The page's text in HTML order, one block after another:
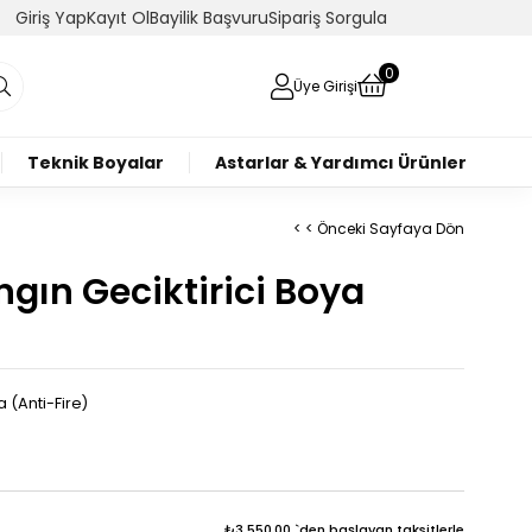
Giriş YapKayıt OlBayilik BaşvuruSipariş Sorgula
Üye Girişi
0
Teknik Boyalar Astarlar & Yardımcı Ürünler
< < Önceki Sayfaya Dön
Geciktirici Boya
(Anti-Fire)